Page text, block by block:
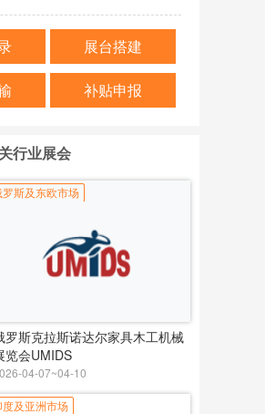
展台搭建
补贴申报
行业展会
罗斯及东欧市场
罗斯克拉斯诺达尔家具木工机械
览会UMIDS
04-07~04-10
度及亚洲市场